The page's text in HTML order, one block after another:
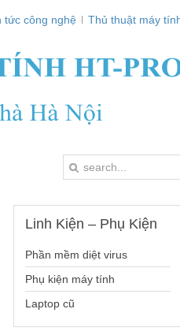
tức công nghệ Thủ thuật máy
Linh Kiện – Phụ Kiện
Phần mềm diệt virus
Phụ kiện máy tính
Laptop cũ